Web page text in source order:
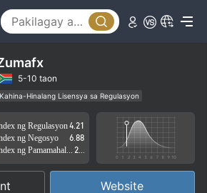
5-10 taon
Kahina-Hinalang Lisensya sa Regulasyon
Kahina-hinalang saklaw ng Negosyo
Mataas na potensyal na peligro
ng Regulasyon4.21
ng Negosyo
6.88
2.33
Website